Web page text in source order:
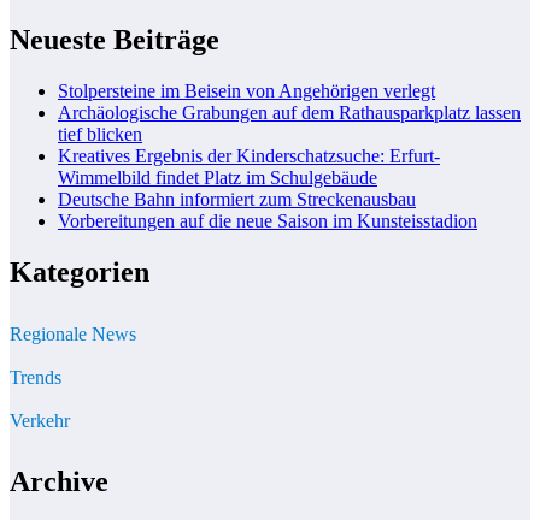
Neueste Beiträge
Stolpersteine im Beisein von Angehörigen verlegt
Archäologische Grabungen auf dem Rathausparkplatz lassen
tief blicken
Kreatives Ergebnis der Kinderschatzsuche: Erfurt-
Wimmelbild findet Platz im Schulgebäude
Deutsche Bahn informiert zum Streckenausbau
Vorbereitungen auf die neue Saison im Kunsteisstadion
Kategorien
Regionale News
Trends
Verkehr
Archive